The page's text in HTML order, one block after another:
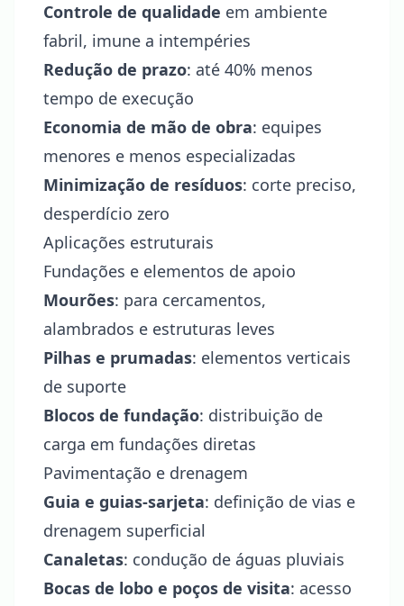
Controle de qualidade em ambiente
fabril, imune a intempéries
Redução de prazo: até 40% menos
tempo de execução
Economia de mão de obra: equipes
menores e menos especializadas
Minimização de resíduos: corte preciso,
desperdício zero
Aplicações estruturais
Fundações e elementos de apoio
Mourões: para cercamentos,
alambrados e estruturas leves
Pilhas e prumadas: elementos verticais
de suporte
Blocos de fundação: distribuição de
carga em fundações diretas
Pavimentação e drenagem
Guia e guias-sarjeta: definição de vias e
drenagem superficial
Canaletas: condução de águas pluviais
Bocas de lobo e poços de visita: acesso